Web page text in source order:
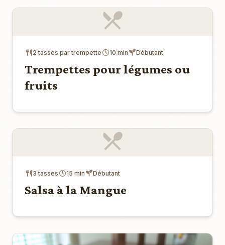
2 tasses par trempette 10 min Débutant
Trempettes pour légumes ou
fruits
3 tasses 15 min Débutant
Salsa à la Mangue